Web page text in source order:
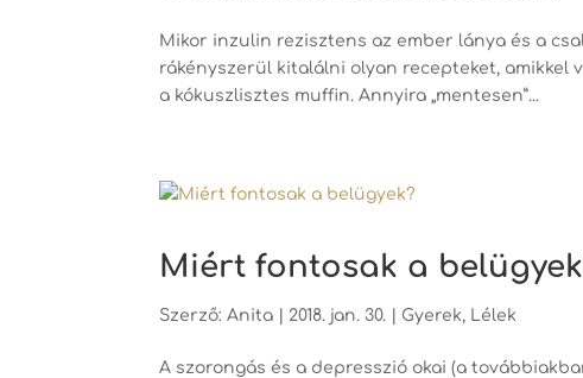
Mikor inzulin rezisztens az ember lánya és a
rákényszerül kitalálni olyan recepteket, amikkel
a kókuszlisztes muffin. Annyira „mentesen”...
Miért fontosak a
Szerző:Anita 2018. jan. 30. Gyerek, Lélek
A szorongás és a depresszió okai (a